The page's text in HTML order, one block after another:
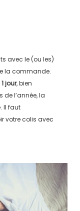
avec le (ou les)
la commande.
1 jour, bien
de l’année, la
Il faut
votre colis avec